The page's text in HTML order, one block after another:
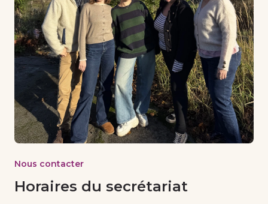
Nous contacter
Horaires du secrétariat